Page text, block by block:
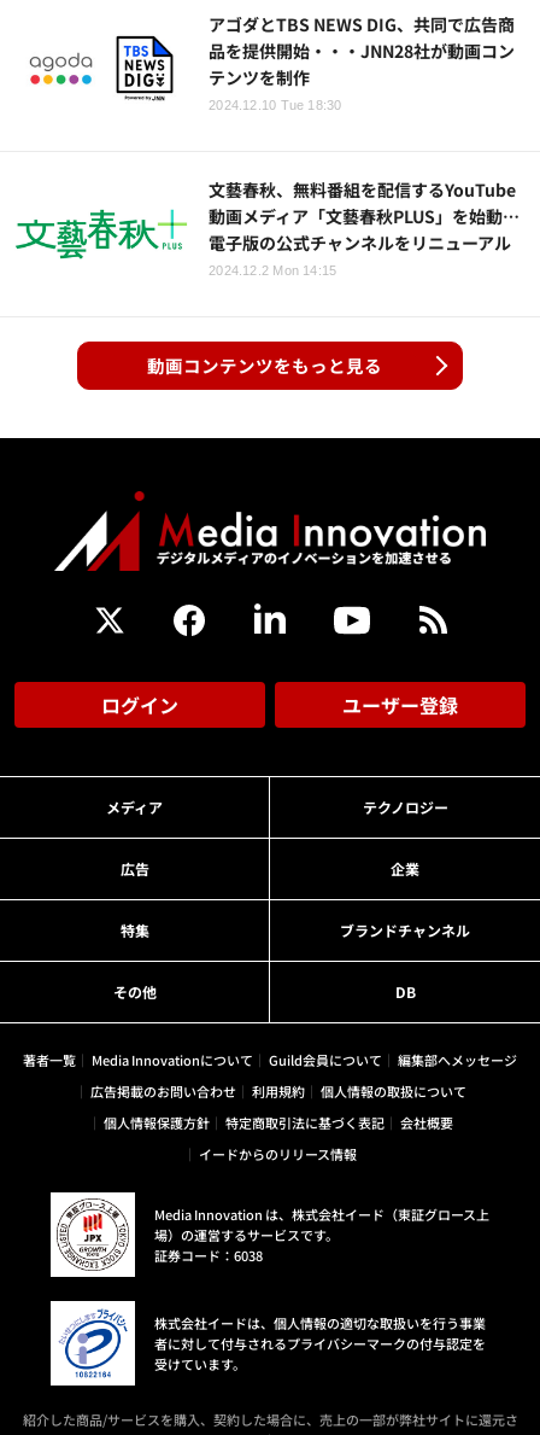
アゴダとTBS NEWS DIG、共同で広告商
品を提供開始・・・JNN28社が動画コン
テンツを制作
2024.12.10 Tue 18:30
文藝春秋、無料番組を配信するYouTube
動画メディア「文藝春秋PLUS」を始動…
電子版の公式チャンネルをリニューアル
2024.12.2 Mon 14:15
動画コンテンツをもっと見る
ログイン ユーザー登録
メディア テクノロジー
広告 企業
特集 ブランドチャンネル
その他 DB
著者一覧 Media Innovationについて Guild会員について
編集部へメッセージ
広告掲載のお問い合わせ
利用規約
個人情報の取扱について
個人情報保護方針
特定商取引法に基づく表記
会社概要
イードからのリリース情報
Media Innovation は、株式会社イード（東証グロース上
場）の運営するサービスです。
証券コード：6038
株式会社イードは、個人情報の適切な取扱いを行う事業
者に対して付与されるプライバシーマークの付与認定を
受けています。
紹介した商品/サービスを購入、契約した場合に、売上の一部が弊社サイトに還元さ